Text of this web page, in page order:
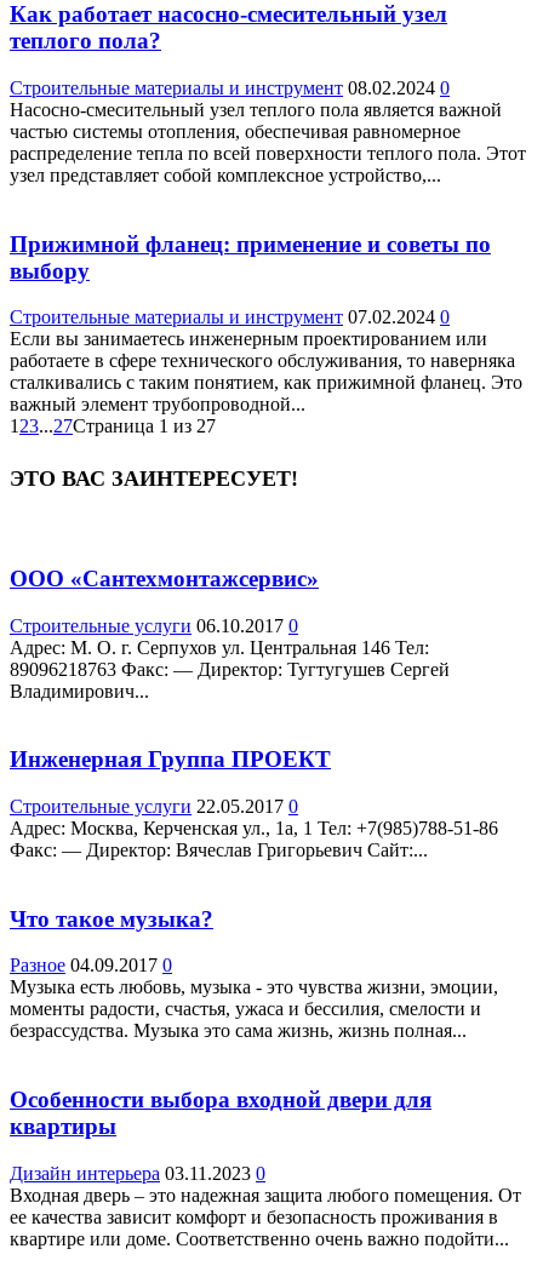
Как работает насосно-смесительный узел
теплого пола?
Строительные материалы и инструмент 08.02.2024 0
Насосно-смесительный узел теплого пола является важной
частью системы отопления, обеспечивая равномерное
распределение тепла по всей поверхности теплого пола. Этот
узел представляет собой комплексное устройство,...
Прижимной фланец: применение и советы по
выбору
Строительные материалы и инструмент 07.02.2024 0
Если вы занимаетесь инженерным проектированием или
работаете в сфере технического обслуживания, то наверняка
сталкивались с таким понятием, как прижимной фланец. Это
важный элемент трубопроводной...
1 23...27Страница 1 из 27
ЭТО ВАС ЗАИНТЕРЕСУЕТ!
ООО «Сантехмонтажсервис»
Строительные услуги 06.10.2017 0
Адрес: М. О. г. Серпухов ул. Центральная 146 Teл:
89096218763 Факс: — Директор: Тугтугушев Сергей
Владимирович...
Инженерная Группа ПРОЕКТ
Строительные услуги 22.05.2017 0
Адрес: Москва, Керченская ул., 1а, 1 Teл: +7(985)788-51-86
Факс: — Директор: Вячеслав Григорьевич Сайт:...
Что такое музыка?
Разное 04.09.2017 0
Музыка есть любовь, музыка - это чувства жизни, эмоции,
моменты радости, счастья, ужаса и бессилия, смелости и
безрассудства. Музыка это сама жизнь, жизнь полная...
Особенности выбора входной двери для
квартиры
Дизайн интерьера 03.11.2023 0
Входная дверь – это надежная защита любого помещения. От
ее качества зависит комфорт и безопасность проживания в
квартире или доме. Соответственно очень важно подойти...